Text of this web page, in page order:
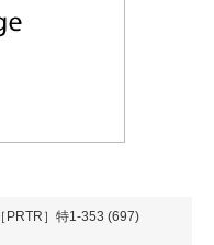
［PRTR］特1-353 (697)